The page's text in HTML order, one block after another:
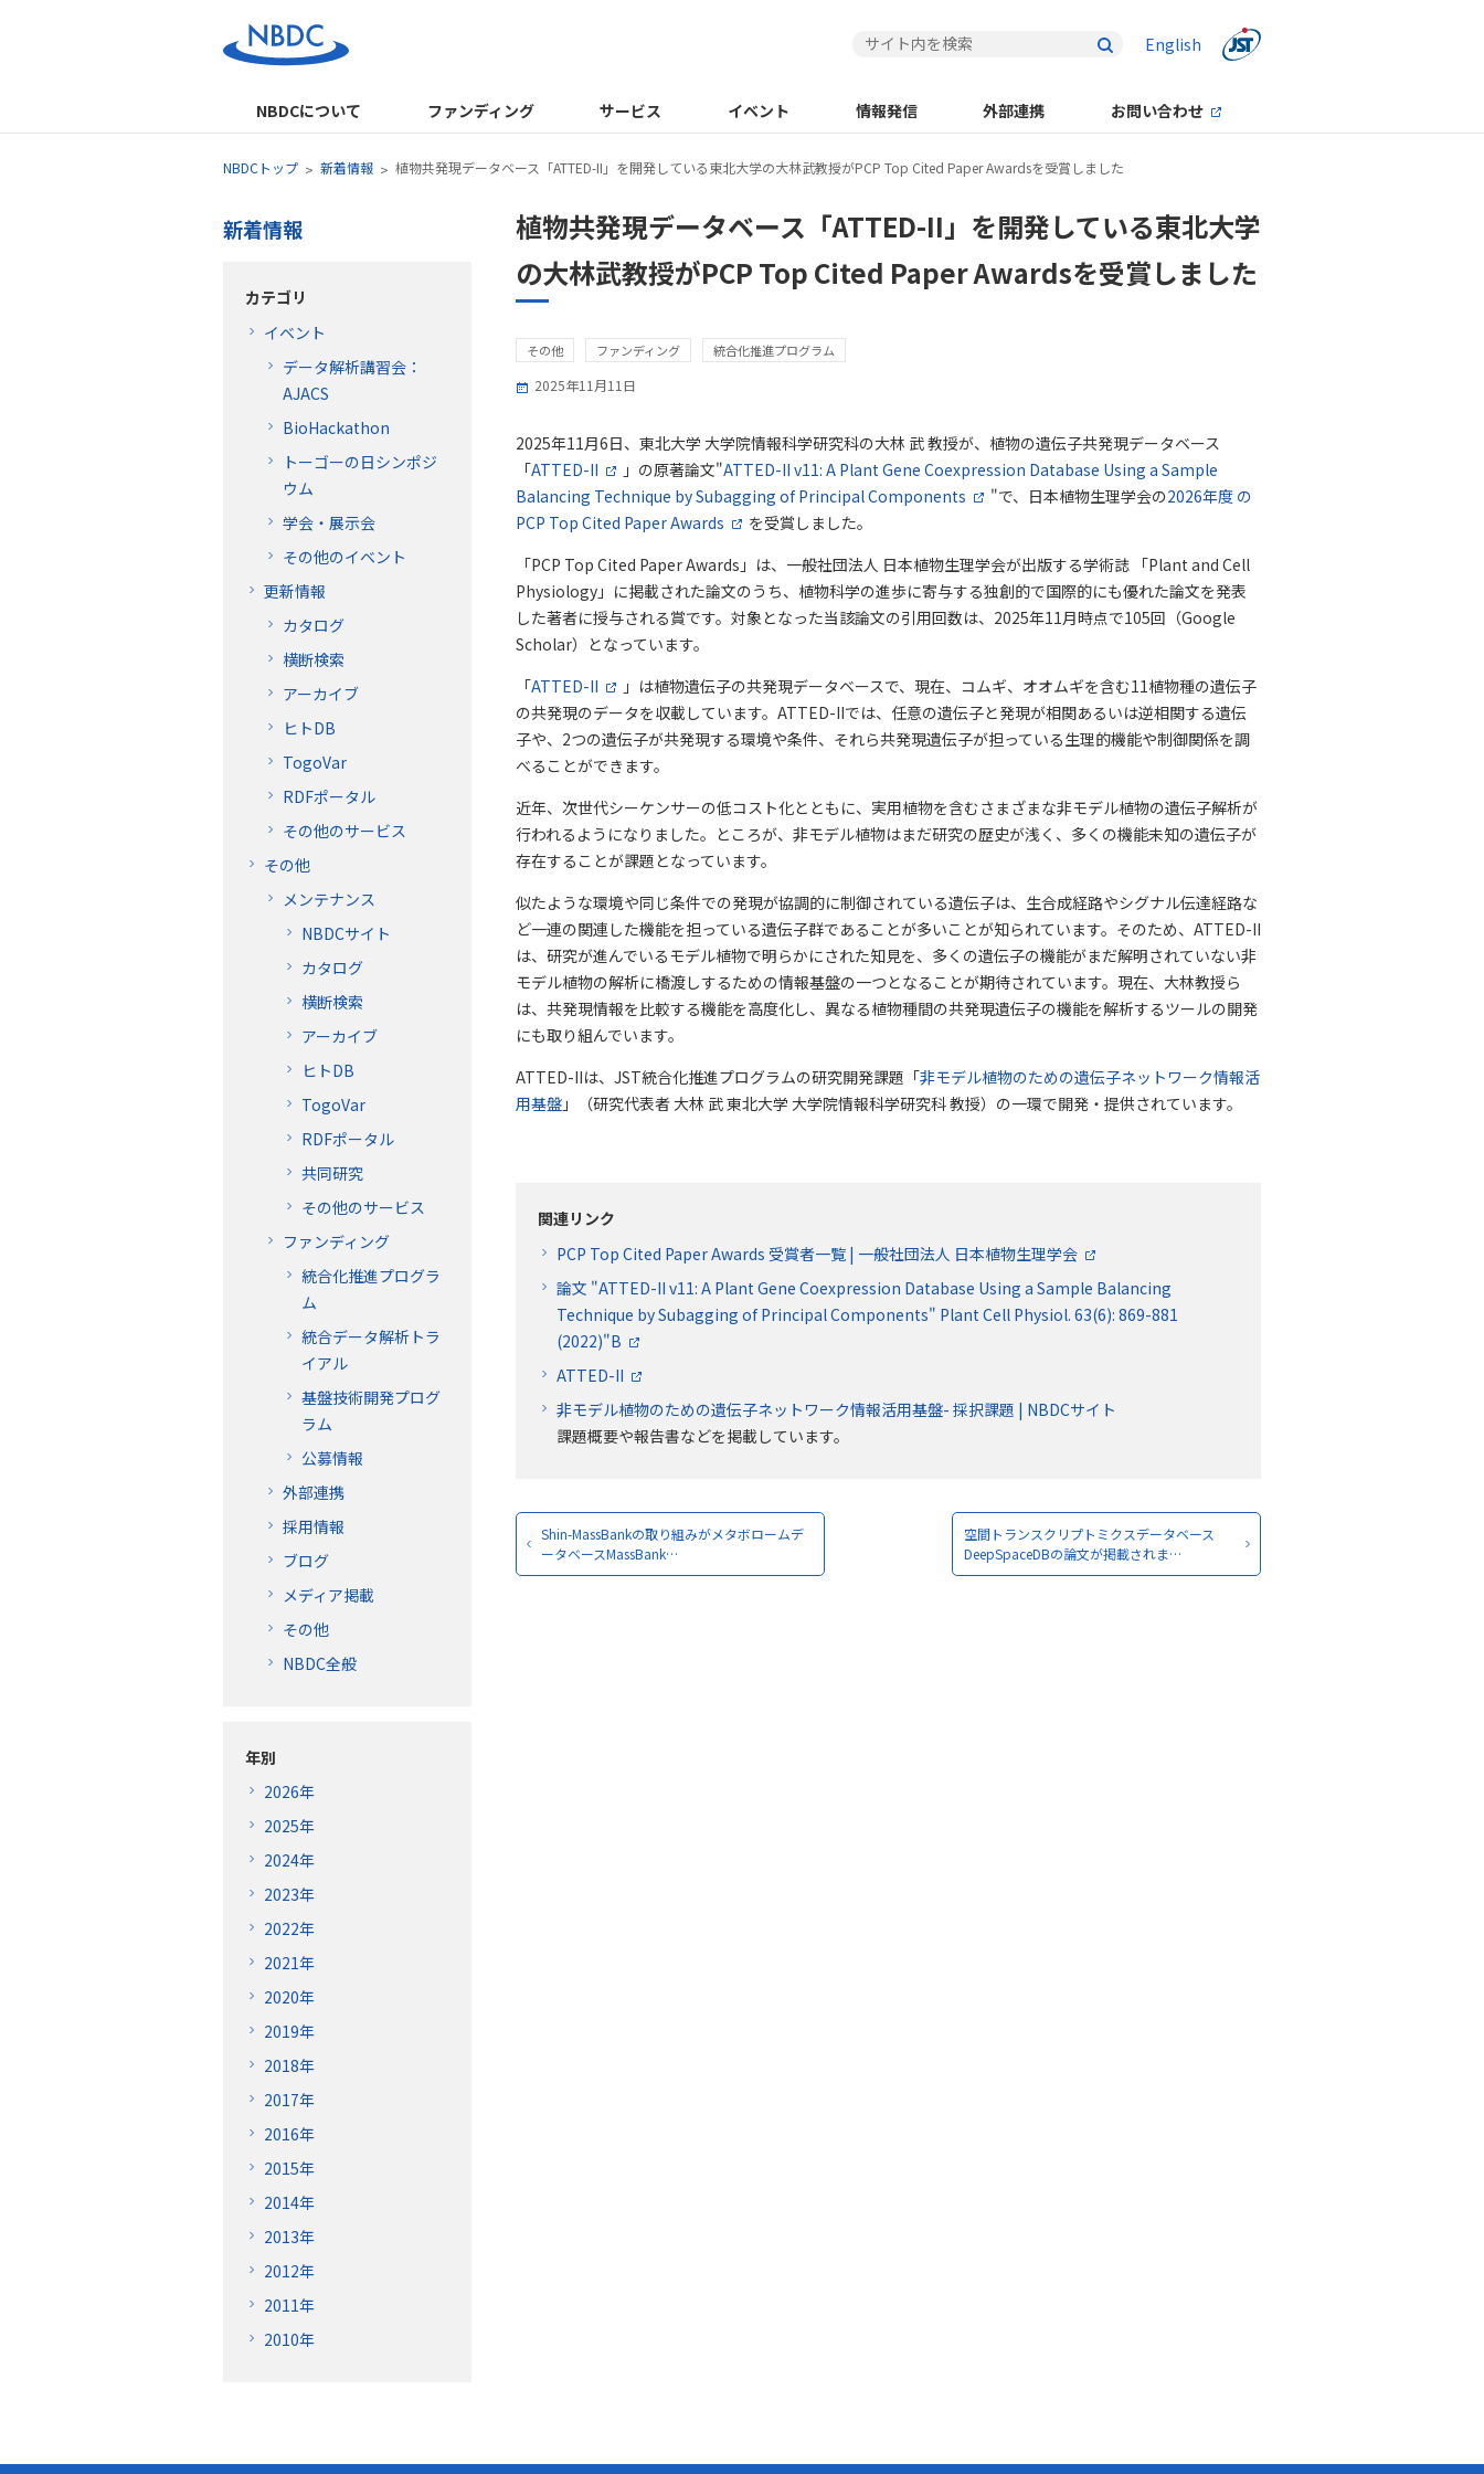
English
NBDCについて ファンディング サービス イベント 情報発信 外部連携 お問い合わせ
NBDCトップ 新着情報 植物共発現データベース「ATTED-II」を開発している東北大学の大林武教授がPCP Top Cited Paper Awardsを受賞しました
植物共発現データベース「ATTED-II」を開発している東北大学
の大林武教授がPCP Top Cited Paper Awardsを受賞しました
その他 ファンディング 統合化推進プログラム
2025年11月11日
2025年11月6日、東北大学 大学院情報科学研究科の大林 武 教授が、植物の遺伝子共発現データベース
「ATTED-II 」の原著論文"ATTED-II v11: A Plant Gene Coexpression Database Using a Sample
Balancing Technique by Subagging of Principal Components
"で、日本植物生理学会の2026年度 の
PCP Top Cited Paper Awards
を受賞しました。
「PCP Top Cited Paper Awards」は、一般社団法人 日本植物生理学会が出版する学術誌 「Plant and Cell
Physiology」に掲載された論文のうち、植物科学の進歩に寄与する独創的で国際的にも優れた論文を発表
した著者に授与される賞です。対象となった当該論文の引用回数は、2025年11月時点で105回（Google
Scholar）となっています。
「ATTED-II
」は植物遺伝子の共発現データベースで、現在、コムギ、オオムギを含む11植物種の遺伝子
の共発現のデータを収載しています。ATTED-IIでは、任意の遺伝子と発現が相関あるいは逆相関する遺伝
子や、2つの遺伝子が共発現する環境や条件、それら共発現遺伝子が担っている生理的機能や制御関係を調
べることができます。
近年、次世代シーケンサーの低コスト化とともに、実用植物を含むさまざまな非モデル植物の遺伝子解析が
行われるようになりました。ところが、非モデル植物はまだ研究の歴史が浅く、多くの機能未知の遺伝子が
存在することが課題となっています。
似たような環境や同じ条件での発現が協調的に制御されている遺伝子は、生合成経路やシグナル伝達経路な
ど一連の関連した機能を担っている遺伝子群であることが多いことが知られています。そのため、ATTED-II
は、研究が進んでいるモデル植物で明らかにされた知見を、多くの遺伝子の機能がまだ解明されていない非
モデル植物の解析に橋渡しするための情報基盤の一つとなることが期待されています。現在、大林教授ら
は、共発現情報を比較する機能を高度化し、異なる植物種間の共発現遺伝子の機能を解析するツールの開発
にも取り組んでいます。
ATTED-IIは、JST統合化推進プログラムの研究開発課題「非モデル植物のための遺伝子ネットワーク情報活
用基盤 」（研究代表者 大林 武 東北大学 大学院情報科学研究科 教授）の一環で開発・提供されています。
関連リンク
PCP Top Cited Paper Awards 受賞者一覧 | 一般社団法人 日本植物生理学会
論文 "ATTED-II v11: A Plant Gene Coexpression Database Using a Sample Balancing
Technique by Subagging of Principal Components" Plant Cell Physiol. 63(6): 869-881
(2022)"B
ATTED-II
非モデル植物のための遺伝子ネットワーク情報活用基盤- 採択課題 | NBDCサイト
課題概要や報告書などを掲載しています。
Shin-MassBankの取り組みがメタボロームデ
ータベースMassBank…
空間トランスクリプトミクスデータベース
DeepSpaceDBの論文が掲載されま…
新着情報
カテゴリ
イベント
データ解析講習会：
AJACS
BioHackathon
トーゴーの日シンポジ
ウム
学会・展示会
その他のイベント
更新情報
カタログ
横断検索
アーカイブ
ヒトDB
TogoVar
RDFポータル
その他のサービス
その他
メンテナンス
NBDCサイト
カタログ
横断検索
アーカイブ
ヒトDB
TogoVar
RDFポータル
共同研究
その他のサービス
ファンディング
統合化推進プログラ
ム
統合データ解析トラ
イアル
基盤技術開発プログ
ラム
公募情報
外部連携
採用情報
ブログ
メディア掲載
その他
NBDC全般
年別
2026年
2025年
2024年
2023年
2022年
2021年
2020年
2019年
2018年
2017年
2016年
2015年
2014年
2013年
2012年
2011年
2010年